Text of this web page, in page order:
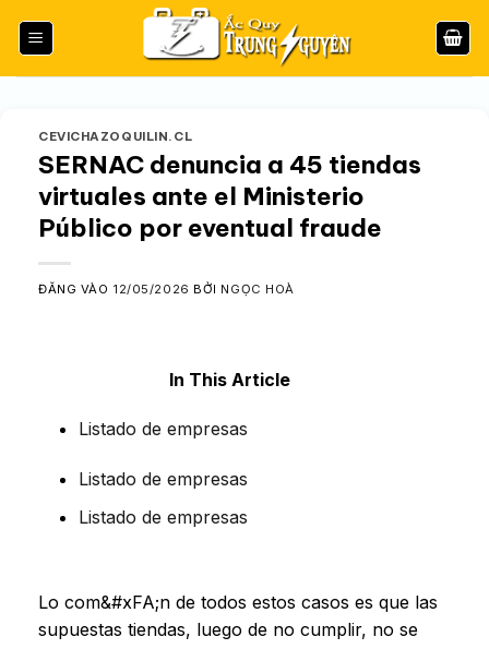
qua
CEVICHAZOQUILIN.CL
SERNAC denuncia a 45 tiendas
virtuales ante el Ministerio
Público por eventual fraude
ĐĂNG VÀO 12/05/2026 BỞI NGỌC HOÀ
In This Article
Listado de empresas
Listado de empresas
Listado de empresas
Lo com&#xFA;n de todos estos casos es que las
supuestas tiendas, luego de no cumplir, no se